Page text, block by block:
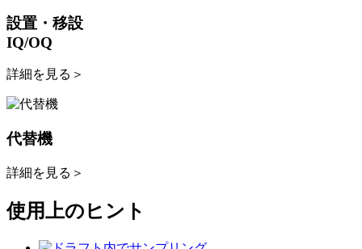
設置・移設
IQ/OQ
詳細を見る ＞
代替機
詳細を見る ＞
使用上のヒント